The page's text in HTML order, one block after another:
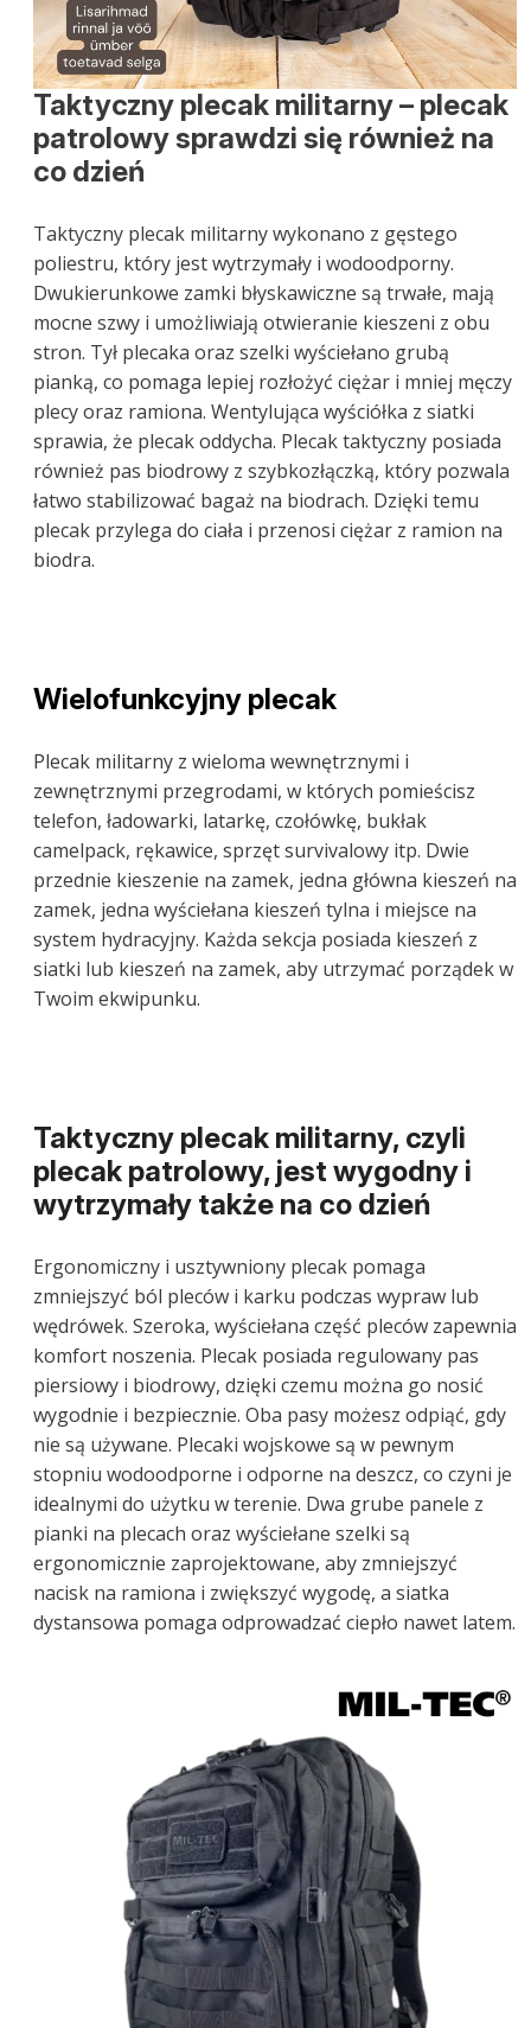
Taktyczny plecak militarny – plecak
patrolowy sprawdzi się również na
co dzień
Taktyczny plecak militarny wykonano z gęstego
poliestru, który jest wytrzymały i wodoodporny.
Dwukierunkowe zamki błyskawiczne są trwałe, mają
mocne szwy i umożliwiają otwieranie kieszeni z obu
stron. Tył plecaka oraz szelki wyściełano grubą
pianką, co pomaga lepiej rozłożyć ciężar i mniej męczy
plecy oraz ramiona. Wentylująca wyściółka z siatki
sprawia, że plecak oddycha. Plecak taktyczny posiada
również pas biodrowy z szybkozłączką, który pozwala
łatwo stabilizować bagaż na biodrach. Dzięki temu
plecak przylega do ciała i przenosi ciężar z ramion na
biodra.
Wielofunkcyjny plecak
Plecak militarny z wieloma wewnętrznymi i
zewnętrznymi przegrodami, w których pomieścisz
telefon, ładowarki, latarkę, czołówkę, bukłak
camelpack, rękawice, sprzęt survivalowy itp. Dwie
przednie kieszenie na zamek, jedna główna kieszeń na
zamek, jedna wyściełana kieszeń tylna i miejsce na
system hydracyjny. Każda sekcja posiada kieszeń z
siatki lub kieszeń na zamek, aby utrzymać porządek w
Twoim ekwipunku.
Taktyczny plecak militarny, czyli
plecak patrolowy, jest wygodny i
wytrzymały także na co dzień
Ergonomiczny i usztywniony plecak pomaga
zmniejszyć ból pleców i karku podczas wypraw lub
wędrówek. Szeroka, wyściełana część pleców zapewnia
komfort noszenia. Plecak posiada regulowany pas
piersiowy i biodrowy, dzięki czemu można go nosić
wygodnie i bezpiecznie. Oba pasy możesz odpiąć, gdy
nie są używane. Plecaki wojskowe są w pewnym
stopniu wodoodporne i odporne na deszcz, co czyni je
idealnymi do użytku w terenie. Dwa grube panele z
pianki na plecach oraz wyściełane szelki są
ergonomicznie zaprojektowane, aby zmniejszyć
nacisk na ramiona i zwiększyć wygodę, a siatka
dystansowa pomaga odprowadzać ciepło nawet latem.